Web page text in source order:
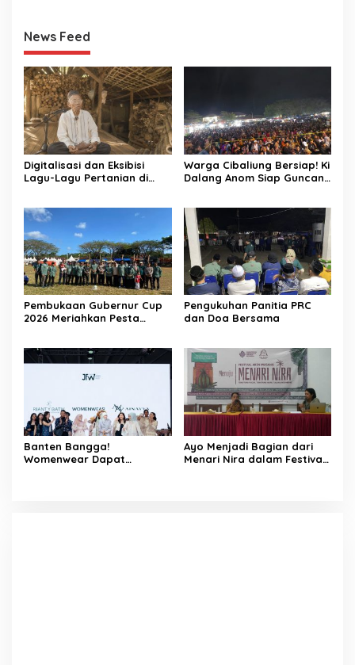
News Feed
Digitalisasi dan Eksibisi
Lagu-Lagu Pertanian di
Pohaci
Warga Cibaliung Bersiap! Ki
Dalang Anom Siap Guncang
Pembukaan Gubernur Cup
2026 Meriahkan Pesta
Pengukuhan Panitia PRC
dan Doa Bersama
Banten Bangga!
Womenwear Dapat
Ayo Menjadi Bagian dari
Menari Nira dalam Festival